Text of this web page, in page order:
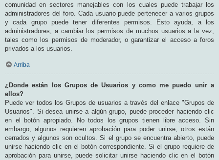
comunidad en sectores manejables con los cuales puede trabajar los
administradores del foro. Cada usuario puede pertenecer a varios grupos
y cada grupo puede tener diferentes permisos. Esto ayuda, a los
administradores, a cambiar los permisos de muchos usuarios a la vez,
tales como los permisos de moderador, o garantizar el acceso a foros
privados a los usuarios.
Arriba
¿Donde están los Grupos de Usuarios y como me puedo unir a
ellos?
Puede ver todos los Grupos de usuarios a través del enlace "Grupos de
Usuarios". Si desea unirse a algún grupo, puede proceder haciendo clic
en el botón apropiado. No todos los grupos tienen libre acceso. Sin
embargo, algunos requieren aprobación para poder unirse, otros están
cerrados y algunos son ocultos. Si el grupo se encuentra abierto, puede
unirse haciendo clic en el botón correspondiente. Si el grupo requiere de
aprobación para unirse, puede solicitar unirse haciendo clic en el botón